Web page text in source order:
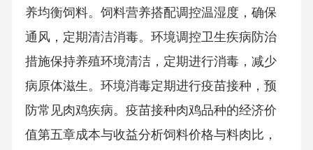
养均衡饲料。饲料营养搭配调控温湿度，确保
通风，定期清洁消毒。环境调控卫生疾病防治
措施保持养殖环境清洁，定期进行消毒，减少
病原体滋生。环境消毒定期进行疫苗接种，预
防常见肉鸡疾病。疫苗接种肉鸡品种的经济价
值第五章成本与收益分析饲料价格与料肉比，